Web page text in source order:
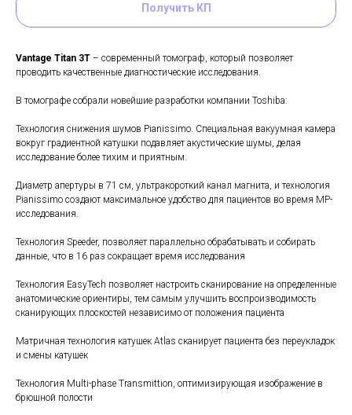
Получить КП
Vantage Titan 3Т – современный томограф, который позволяет
проводить качественные диагностические исследования.
В томографе собрали новейшие разработки компании Toshiba:
Технология снижения шумов Pianissimo. Специальная вакуумная камера
вокруг градиентной катушки подавляет акустические шумы, делая
исследование более тихим и приятным.
Диаметр апертуры в 71 см, ультракороткий канал магнита, и технология
Pianissimo создают максимальное удобство для пациентов во время МР-
исследования.
Технология Speeder, позволяет параллельно обрабатывать и собирать
данные, что в 16 раз сокращает время исследования
Технология EasyTech позволяет настроить сканирование на определенные
анатомические ориентиры, тем самым улучшить воспроизводимость
сканирующих плоскостей независимо от положения пациента
Матричная технология катушек Atlas сканирует пациента без переукладок
и смены катушек
Технология Multi-phase Transmittion, оптимизирующая изображение в
брюшной полости